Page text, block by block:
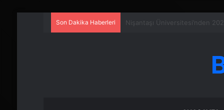
Son Dakika Haberleri Serjoy : Dijital Medya Ajansı,